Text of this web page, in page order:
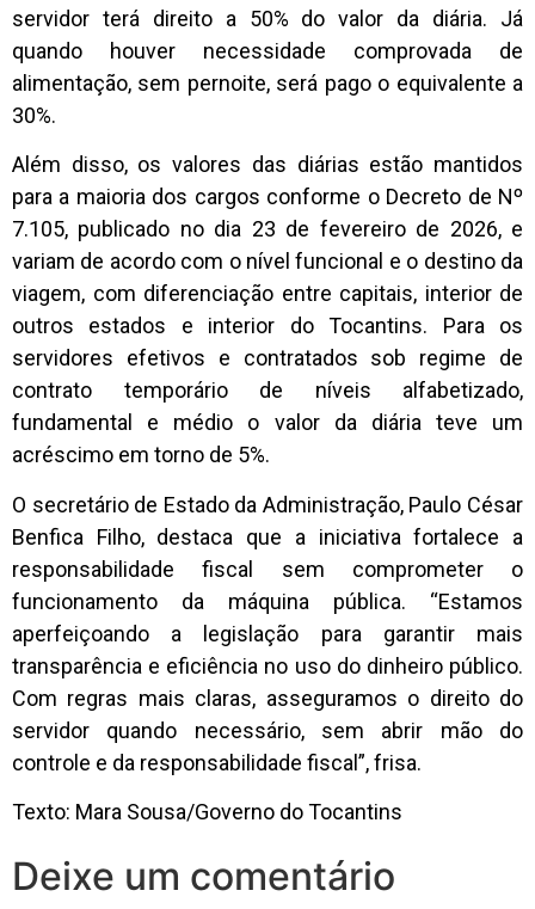
servidor terá direito a 50% do valor da diária. Já
quando houver necessidade comprovada de
alimentação, sem pernoite, será pago o equivalente a
30%.
Além disso, os valores das diárias estão mantidos
para a maioria dos cargos conforme o Decreto de Nº
7.105, publicado no dia 23 de fevereiro de 2026, e
variam de acordo com o nível funcional e o destino da
viagem, com diferenciação entre capitais, interior de
outros estados e interior do Tocantins. Para os
servidores efetivos e contratados sob regime de
contrato temporário de níveis alfabetizado,
fundamental e médio o valor da diária teve um
acréscimo em torno de 5%.
O secretário de Estado da Administração, Paulo César
Benfica Filho, destaca que a iniciativa fortalece a
responsabilidade fiscal sem comprometer o
funcionamento da máquina pública. “Estamos
aperfeiçoando a legislação para garantir mais
transparência e eficiência no uso do dinheiro público.
Com regras mais claras, asseguramos o direito do
servidor quando necessário, sem abrir mão do
controle e da responsabilidade fiscal”, frisa.
Texto: Mara Sousa/Governo do Tocantins
Deixe um comentário